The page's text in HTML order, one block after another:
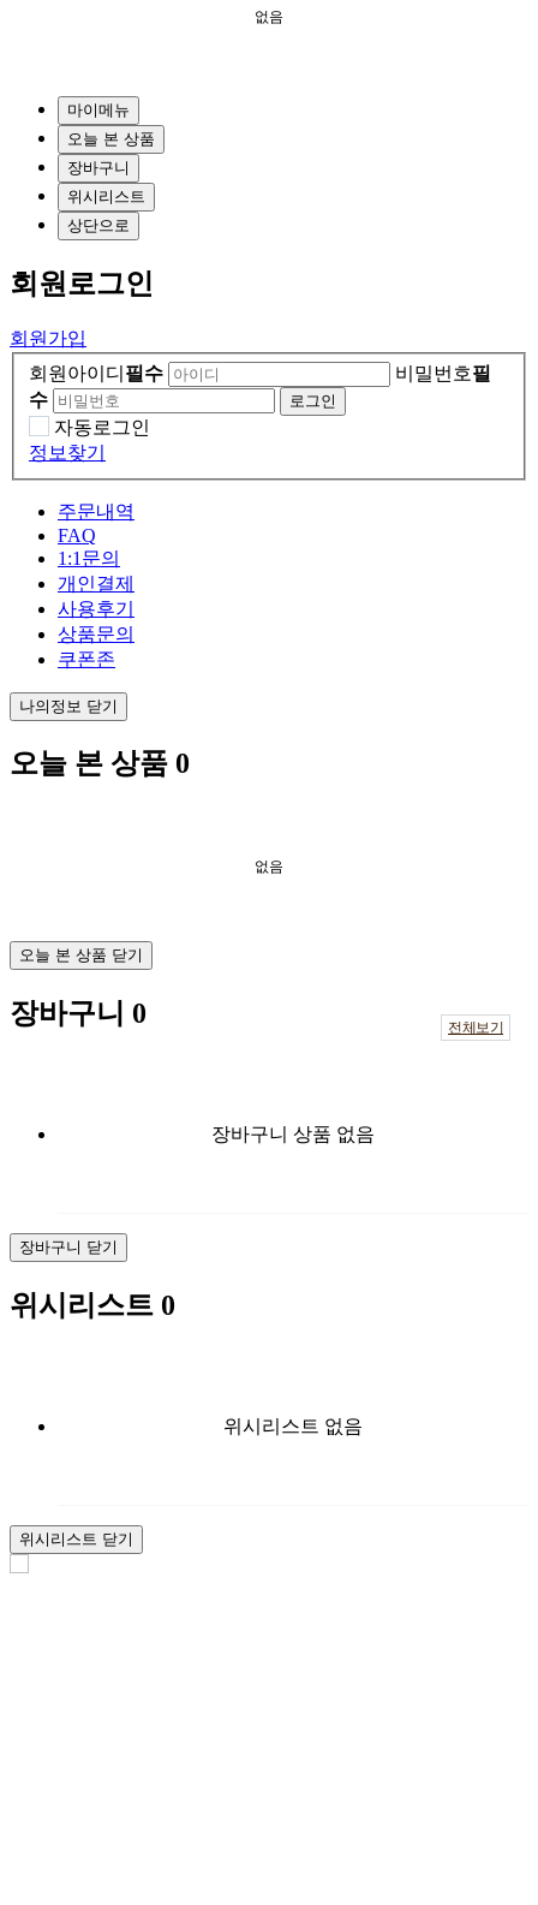
없음
마이메뉴
오늘 본 상품
장바구니
위시리스트
상단으로
회원 로그인
회원가입
회원아이디 필수 비밀번호필
수
자동로그인
정보찾기
주문내역
FAQ
1:1문의
개인결제
사용후기
상품문의
쿠폰존
나의정보 닫기
오늘 본 상품 0
없음
오늘 본 상품 닫기
장바구니 0
장바구니 상품 없음
전체보기
장바구니 닫기
위시리스트 0
위시리스트 없음
위시리스트 닫기